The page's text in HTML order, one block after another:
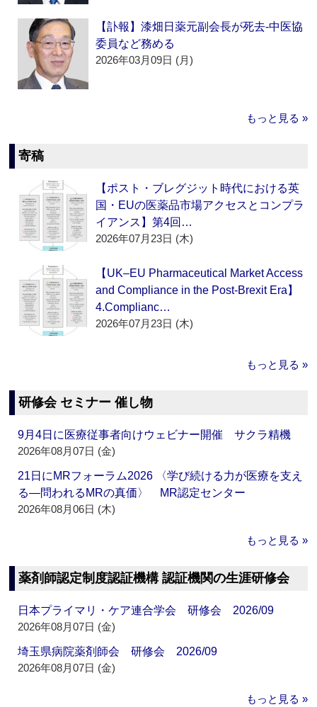
【訃報】漆畑日薬元副会長が死去‐中医協
委員など務める
2026年03月09日 (月)
もっと見る »
寄稿
【ポスト・ブレグジット時代における英
国・EUの医薬品市場アクセスとコンプラ
イアンス】第4回…
2026年07月23日 (木)
【UK–EU Pharmaceutical Market Access
and Compliance in the Post-Brexit Era】
4.Complianc…
2026年07月23日 (木)
もっと見る »
研修会 セミナー 催し物
9月4日に医療従事者向けウェビナー開催 サクラ精機
2026年08月07日 (金)
21日にMRフォーラム2026 〈学び続ける力が医療を支え
る―問われるMRの真価〉 MR認定センター
2026年08月06日 (木)
もっと見る »
薬剤師認定制度認証機構 認証機関の生涯研修会
日本プライマリ・ケア連合学会 研修会 2026/09
2026年08月07日 (金)
埼玉県病院薬剤師会 研修会 2026/09
2026年08月07日 (金)
もっと見る »